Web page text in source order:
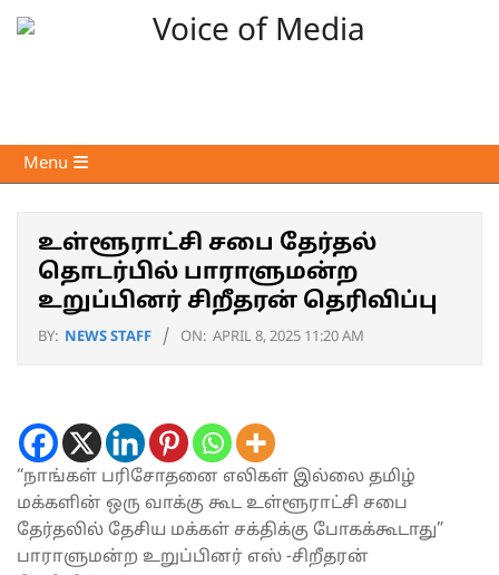
Skip
Voice
of
Primary
Navigation
Menu
உள்ளூராட்சி சபை தேர்தல்
தொடர்பில் பாராளுமன்ற
உறுப்பினர் சிறீதரன் தெரிவிப்பு
BY: NEWS STAFF ON: APRIL 8, 2025 11:20 AM
“நாங்கள் பரிசோதனை எலிகள் இல்லை தமிழ்
மக்களின் ஒரு வாக்கு கூட உள்ளூராட்சி சபை
தேர்தலில் தேசிய மக்கள் சக்திக்கு போகக்கூடாது”
பாராளுமன்ற உறுப்பினர் எஸ் -சிறீதரன்